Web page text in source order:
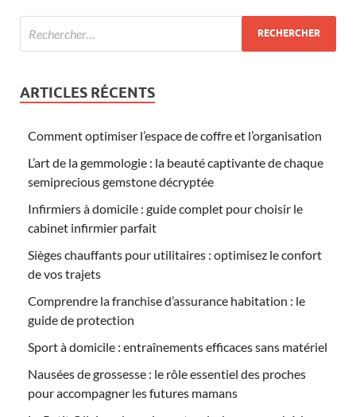
ARTICLES RÉCENTS
Comment optimiser l’espace de coffre et l’organisation
L’art de la gemmologie : la beauté captivante de chaque
semiprecious gemstone décryptée
Infirmiers à domicile : guide complet pour choisir le
cabinet infirmier parfait
Sièges chauffants pour utilitaires : optimisez le confort
de vos trajets
Comprendre la franchise d’assurance habitation : le
guide de protection
Sport à domicile : entraînements efficaces sans matériel
Nausées de grossesse : le rôle essentiel des proches
pour accompagner les futures mamans